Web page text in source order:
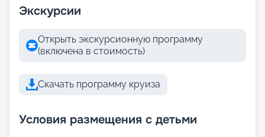
Экскурсии
Открыть экскурсионную программу
(включена в стоимость)
Скачать программу круиза
Условия размещения с детьми